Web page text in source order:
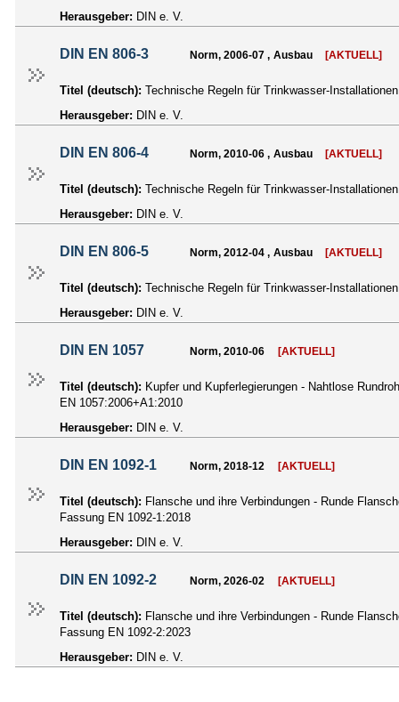
Herausgeber: DIN e. V.
DIN EN 806-3 Norm, 2006-07 , Ausbau [AKTUELL]
Titel (deutsch): Technische Regeln für Trinkwasser-
Herausgeber: DIN e. V.
DIN EN 806-4 Norm, 2010-06 , Ausbau [AKTUELL]
Titel (deutsch): Technische Regeln für Trinkwasser-
Herausgeber: DIN e. V.
DIN EN 806-5 Norm, 2012-04 , Ausbau [AKTUELL]
Titel (deutsch): Technische Regeln für Trinkwasser-
Herausgeber: DIN e. V.
DIN EN 1057 Norm, 2010-06 [AKTUELL]
Titel (deutsch): Kupfer und Kupferlegierungen - Nahtlose
EN 1057:2006+A1:2010
Herausgeber: DIN e. V.
DIN EN 1092-1 Norm, 2018-12 [AKTUELL]
Titel (deutsch): Flansche und ihre Verbindungen - Runde
Fassung EN 1092-1:2018
Herausgeber: DIN e. V.
DIN EN 1092-2 Norm, 2026-02 [AKTUELL]
Titel (deutsch): Flansche und ihre Verbindungen - Runde
Fassung EN 1092-2:2023
Herausgeber: DIN e. V.